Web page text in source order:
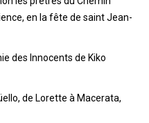
en la fête de saint Jean-
des Innocents de Kiko
de Lorette à Macerata,